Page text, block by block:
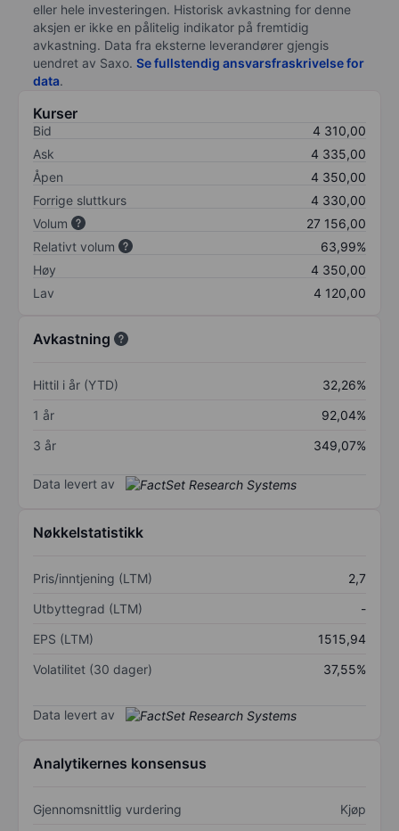
eller hele investeringen. Historisk avkastning for denne
aksjen er ikke en pålitelig indikator på fremtidig
avkastning. Data fra eksterne leverandører gjengis
uendret av Saxo. Se fullstendig ansvarsfraskrivelse for
data.
Kurser
Bid
4 310,00
Ask
4 335,00
Åpen
4 350,00
Forrige sluttkurs
4 330,00
Volum
27 156,00
Relativt volum
63,99%
Høy
4 350,00
Lav
4 120,00
Avkastning
Hittil i år (YTD)
32,26%
1 år
92,04%
3 år
349,07%
Data levert av
Nøkkelstatistikk
Pris/inntjening (LTM)
2,7
Utbyttegrad (LTM)
-
EPS (LTM)
1515,94
Volatilitet (30 dager)
37,55%
Data levert av
Analytikernes konsensus
Gjennomsnittlig vurdering Kjøp